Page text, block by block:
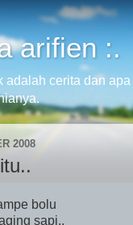
arifien :.
adalah cerita dan
2008
bolu
sapi..